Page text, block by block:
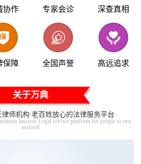
协作 专家会诊 深查真相
保障 全国声誉 高远追求
关于万典
师机构 老百姓放心的法律服务平台
lawyers Legal service platform for people to rest
assured